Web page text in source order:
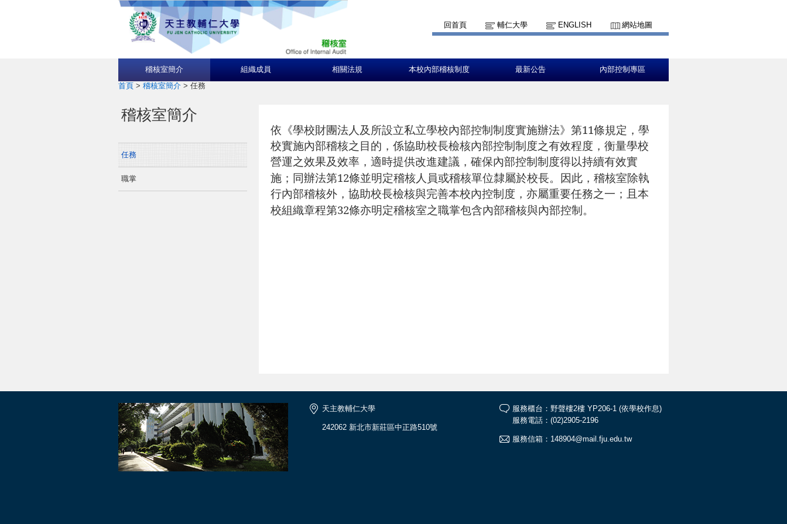
回首頁 輔仁大學 ENGLISH 網站地圖
稽核室簡介 組織成員 相關法規 本校內部稽核制度 最新公告 內部控制專區
首頁 > 稽核室簡介 > 任務
稽核室簡介
任務
職掌
依《學校財團法人及所設立私立學校內部控制制度實施辦法》第11條規定，學
校實施內部稽核之目的，係協助校長檢核內部控制制度之有效程度，衡量學校
營運之效果及效率，適時提供改進建議，確保內部控制制度得以持續有效實
施；同辦法第12條並明定稽核人員或稽核單位隸屬於校長。因此，稽核室除執
行內部稽核外，協助校長檢核與完善本校內控制度，亦屬重要任務之一；且本
校組織章程第32條亦明定稽核室之職掌包含內部稽核與內部控制。
天主教輔仁大學
242062 新北市新莊區中正路510號
服務櫃台：野聲樓2樓 YP206-1 (依學校作息)
服務電話：(02)2905-2196
服務信箱：148904@mail.fju.edu.tw